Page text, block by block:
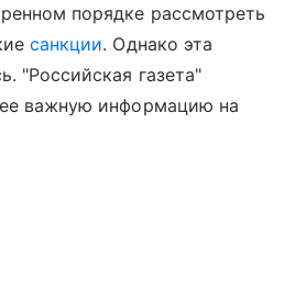
порядке рассмотреть
санкции. Однако эта
"Российская газета"
важную информацию на